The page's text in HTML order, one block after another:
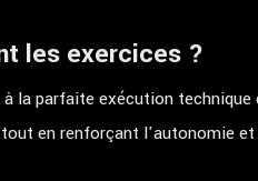
les exercices ?
parfaite exécution
en renforçant l'autonomie